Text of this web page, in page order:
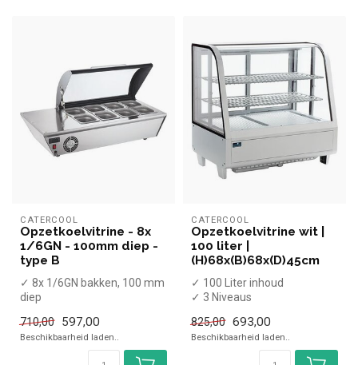
CATERCOOL
Opzetkoelvitrine - 8x
1/6GN - 100mm diep -
type B
✓ 8x 1/6GN bakken, 100 mm
diep
✓ Statisch
✓ +2 tot +12 graden
710,00 597,00
Beschikbaarheid laden..
CATERCOOL
Opzetkoelvitrine wit |
100 liter |
(H)68x(B)68x(D)45cm
✓ 100 Liter inhoud
✓ 3 Niveaus
✓ 0 tot +12 graden
✓ Breedte 6...
825,00 693,00
Beschikbaarheid laden..